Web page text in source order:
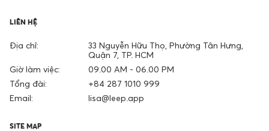
LIÊN HỆ
Địa chỉ:
33 Nguyễn Hữu Thọ, Phường Tân Hưng,
Quận 7, TP. HCM
Giờ làm việc:
09.00 AM - 06.00 PM
Tổng đài:
+84 287 1010 999
Email:
lisa@leep.app
SITE MAP